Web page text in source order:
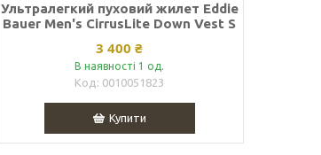
Ультралегкий пуховий жилет Eddie
Bauer Men's CirrusLite Down Vest S
3 400 ₴
В наявності 1 од.
0010051823
Купити